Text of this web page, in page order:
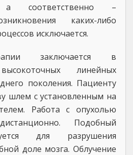
а соответственно –
каких-либо
исключается.
заключается в
линейных
поколения. Пациенту
шлем с установленным на
Работа с опухолью
Подобный
для разрушения
доле мозга. Облучение